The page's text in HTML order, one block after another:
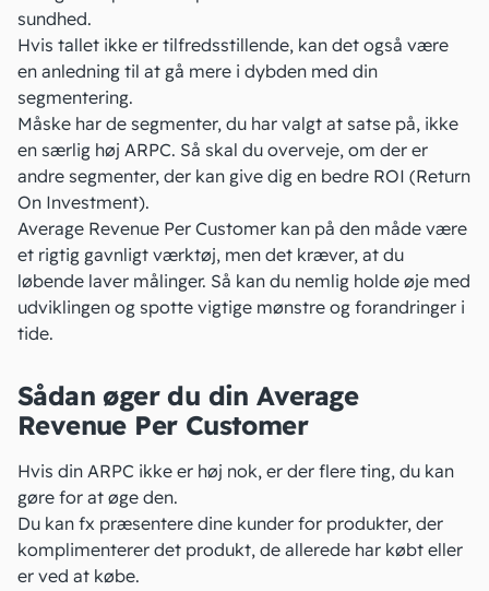
sundhed.
Hvis tallet ikke er tilfredsstillende, kan det også være
en anledning til at gå mere i dybden med din
segmentering.
Måske har de segmenter, du har valgt at satse på, ikke
en særlig høj ARPC. Så skal du overveje, om der er
andre segmenter, der kan give dig en bedre ROI (Return
On Investment).
Average Revenue Per Customer kan på den måde være
et rigtig gavnligt værktøj, men det kræver, at du
løbende laver målinger. Så kan du nemlig holde øje med
udviklingen og spotte vigtige mønstre og forandringer i
tide.
Sådan øger du din Average
Revenue Per Customer
Hvis din ARPC ikke er høj nok, er der flere ting, du kan
gøre for at øge den.
Du kan fx præsentere dine kunder for produkter, der
komplimenterer det produkt, de allerede har købt eller
er ved at købe.